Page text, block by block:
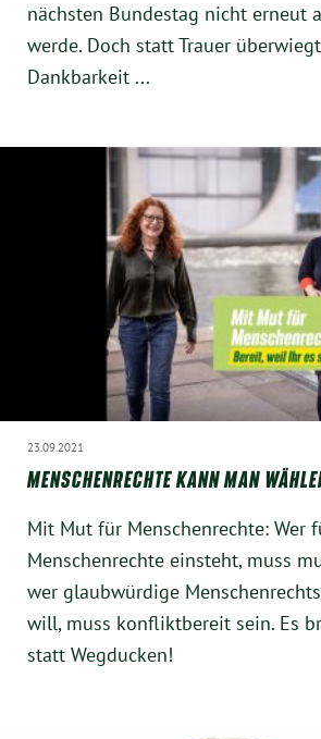
nächsten Bundestag nicht erneut
werde. Doch statt Trauer
Dankbarkeit ...
23.09.2021
MENSCHENRECHTE KANN MAN
Mit Mut für Menschenrechte: Wer
Menschenrechte einsteht, muss
wer glaubwürdige
will, muss konfliktbereit sein. Es
statt Wegducken!